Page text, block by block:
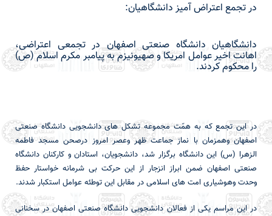
در تجمع اعتراض آمیز دانشگاهیان:
دانشگاهیان دانشگاه صنعتی اصفهان در تجمعی اعتراضی،
اهانت اخیر عوامل امریکا و صهیونیزم به پیامبر مکرم اسلام (ص)
را محکوم کردند.
در این تجمع که به همّت مجموعه تشکل های دانشجویی دانشگاه صنعتی
اصفهان وهمزمان با نماز جماعت ظهر وعصر امروز درصحن مسجد فاطمه
الزهرا (س) این دانشگاه برگزار شد، دانشجویان، استادان و کارکنان دانشگاه
صنعتی اصفهان ضمن ابراز انزجار از این حرکت بی شرمانه خواستار حفظ
وحدت وهوشیاری امت های اسلامی در مقابل این توطئه عوامل استکبار شدند.
در این مراسم یکی از فعالان دانشجویی دانشگاه صنعتی اصفهان در سخنانی